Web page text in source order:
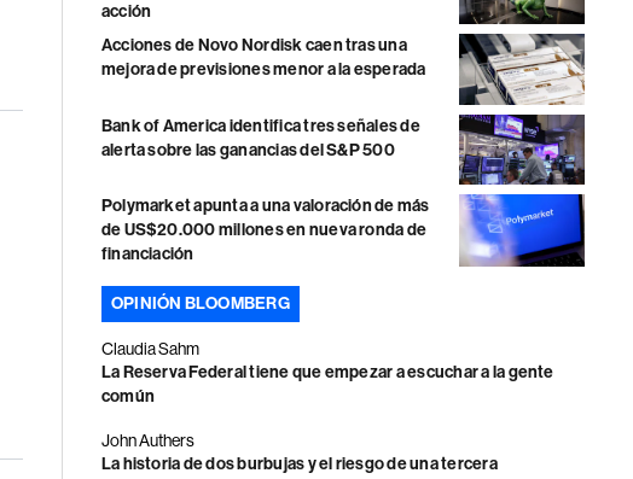
acción
Acciones de Novo Nordisk caen tras una
mejora de previsiones menor a la esperada
Bank of America identifica tres señales de
alerta sobre las ganancias del S&P 500
Polymarket apunta a una valoración de más
de US$20.000 millones en nueva ronda de
financiación
OPINIÓN BLOOMBERG
Claudia Sahm
La Reserva Federal tiene que empezar a escuchar a la gente
común
John Authers
La historia de dos burbujas y el riesgo de una tercera